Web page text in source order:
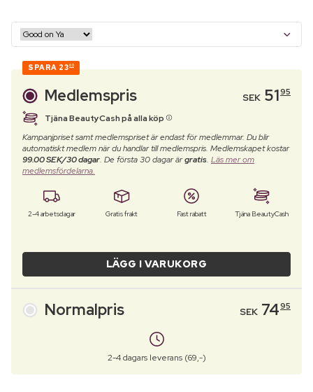
SPARA 2300
Medlemspris SEK 5195
Tjäna BeautyCash på alla köp
Kampanjpriset samt medlemspriset är endast för medlemmar. Du blir
automatiskt medlem när du handlar till medlemspris. Medlemskapet kostar
99.00 SEK/30 dagar. De första 30 dagar ärgratis. Läs mer om
medlemsfördelarna.
2-4 arbetsdagar Gratis frakt Fast rabatt Tjäna BeautyCash
LÄGG I VARUKORG
Normalpris SEK 7495
2-4 dagars leverans (69,-)